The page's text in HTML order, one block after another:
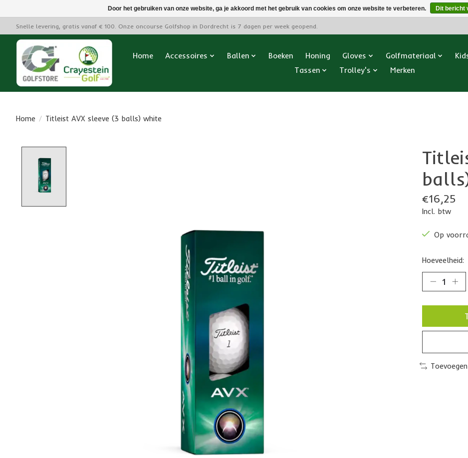
Snelle levering, gratis vanaf € 100. Onze oncourse Golfshop in Dordrecht is 7 dagen per week geopend.
Home Accessoires Ballen Boeken Honing Gloves Golfmateriaal
Tassen
Trolley's Merken
Home / Titleist AVX sleeve (3 balls) white
€16,25
Incl. btw
Op
Hoeveelheid:
Door het gebruiken van onze website, ga je akkoord met het gebruik van cookies om onze website te verbeteren. Dit bericht